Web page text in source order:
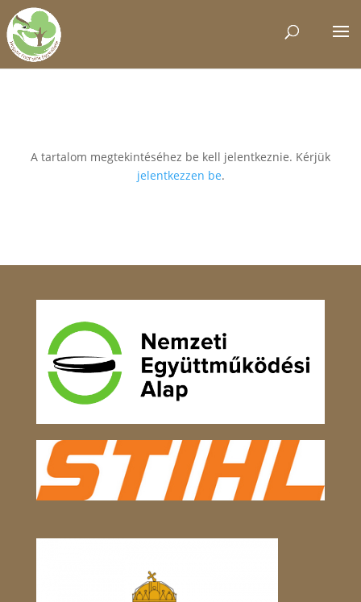
A tartalom megtekintéséhez be kell jelentkeznie. Kérjük
jelentkezzen be.